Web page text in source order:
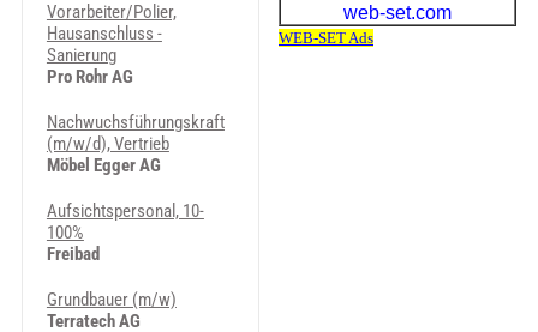
Vorarbeiter/Polier,
Hausanschluss -
Sanierung
Pro Rohr AG
Nachwuchsführungskraft
(m/w/d), Vertrieb
Möbel Egger AG
Aufsichtspersonal, 10-
100%
Freibad
Grundbauer (m/w)
Terratech AG